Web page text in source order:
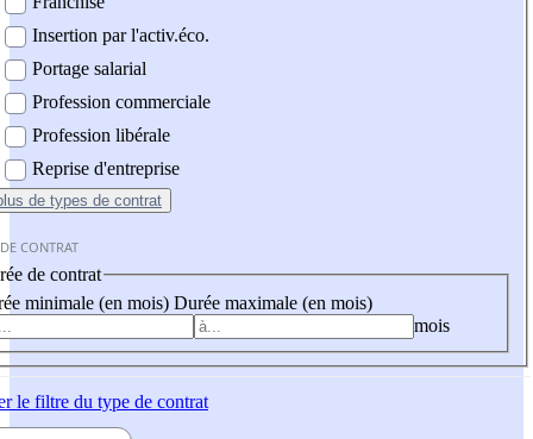
Insertion par l'activ.éco.
Portage salarial
Profession commerciale
Profession libérale
Reprise d'entreprise
de types de contrat
CONTRAT
de contrat
minimale (en mois) Durée maximale (en mois)
mois
le filtre du type de contrat